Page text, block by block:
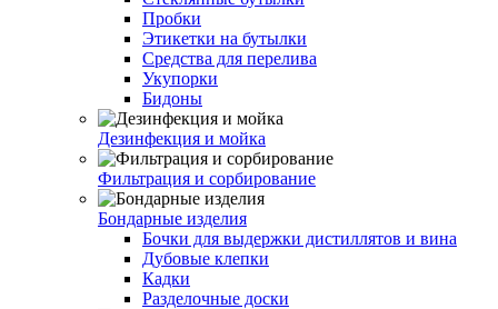
Пробки
Этикетки на бутылки
Средства для перелива
Укупорки
Бидоны
Дезинфекция и мойка
Фильтрация и сорбирование
Бондарные изделия
Бочки для выдержки дистиллятов и вина
Дубовые клепки
Кадки
Разделочные доски